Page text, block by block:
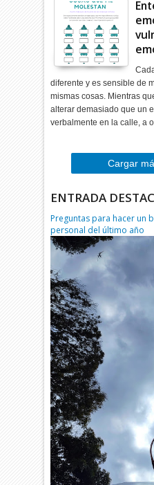
diferente y es sensible de
mismas cosas. Mientras
alterar demasiado que un
verbalmente en la calle, a
Cargar
ENTRADA
Preguntas para hacer un
personal del último año